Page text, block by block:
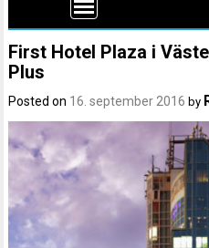
First Hotel Plaza i
Plus
Posted on 16. september 2016 by